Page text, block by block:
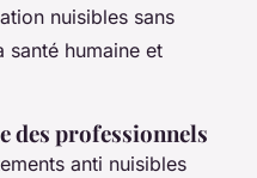
nuisibles sans
santé humaine et
des professionnels
anti nuisibles